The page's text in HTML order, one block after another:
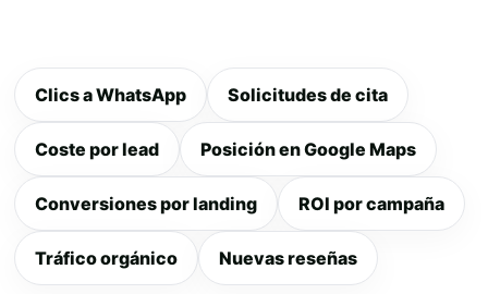
Clics a WhatsApp Solicitudes de cita
Coste por lead Posición en Google Maps
Conversiones por landing ROI por campaña
Tráfico orgánico Nuevas reseñas